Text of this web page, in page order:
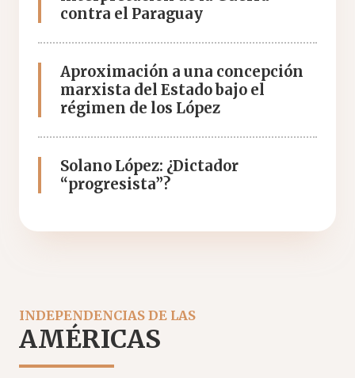
contra el Paraguay
Aproximación a una concepción
marxista del Estado bajo el
régimen de los López
Solano López: ¿Dictador
“progresista”?
INDEPENDENCIAS DE LAS
AMÉRICAS